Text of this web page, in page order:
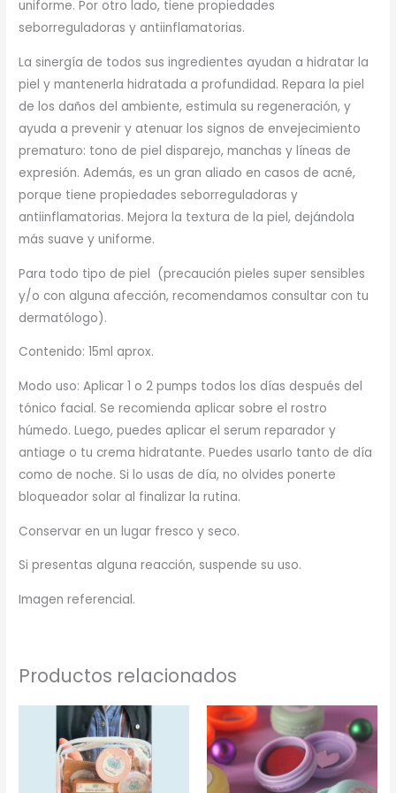
uniforme. Por otro lado, tiene propiedades
seborreguladoras y antiinflamatorias.
La sinergía de todos sus ingredientes ayudan a hidratar la
piel y mantenerla hidratada a profundidad. Repara la piel
de los daños del ambiente, estimula su regeneración, y
ayuda a prevenir y atenuar los signos de envejecimiento
prematuro: tono de piel disparejo, manchas y líneas de
expresión. Además, es un gran aliado en casos de acné,
porque tiene propiedades seborreguladoras y
antiinflamatorias. Mejora la textura de la piel, dejándola
más suave y uniforme.
Para todo tipo de piel (precaución pieles super sensibles
y/o con alguna afección, recomendamos consultar con tu
dermatólogo).
Contenido: 15ml aprox.
Modo uso: Aplicar 1 o 2 pumps todos los días después del
tónico facial. Se recomienda aplicar sobre el rostro
húmedo. Luego, puedes aplicar el serum reparador y
antiage o tu crema hidratante. Puedes usarlo tanto de día
como de noche. Si lo usas de día, no olvides ponerte
bloqueador solar al finalizar la rutina.
Conservar en un lugar fresco y seco.
Si presentas alguna reacción, suspende su uso.
Imagen referencial.
Productos relacionados